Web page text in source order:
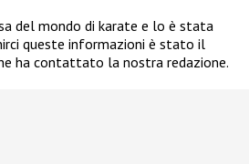
del mondo di karate e lo è stata
queste informazioni è stato il
ha contattato la nostra redazione.